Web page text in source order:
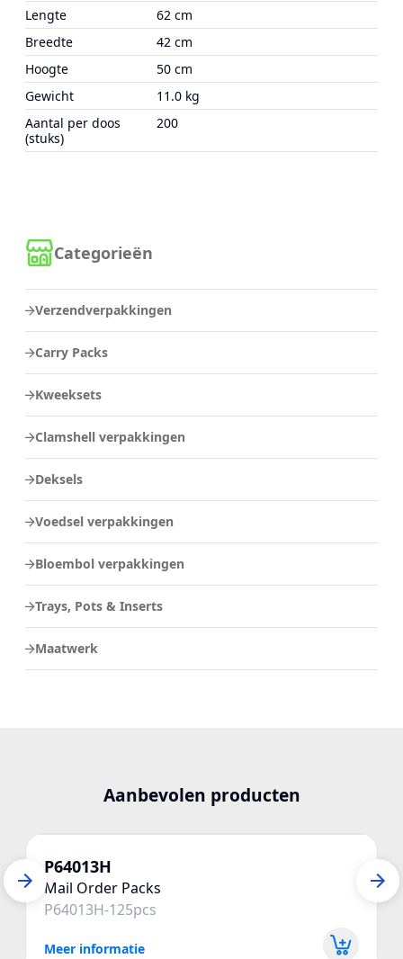
Categorieën
Verzendverpakkingen
Carry Packs
Kweeksets
Clamshell verpakkingen
Deksels
Voedsel verpakkingen
Bloembol verpakkingen
Trays, Pots & Inserts
Maatwerk
Lengte
62 cm
Breedte
42 cm
Hoogte
50 cm
Gewicht
11.0 kg
Aantal per doos
(stuks)
200
Aanbevolen producten
P64013H
Mail Order Packs
P64013H-125pcs
Meer informatie